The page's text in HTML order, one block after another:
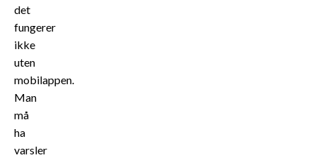
det
fungerer
ikke
uten
mobilappen.
Man
må
ha
varsler